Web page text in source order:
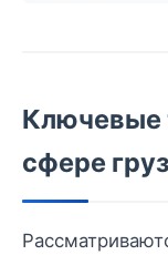
Ключевые
сфере